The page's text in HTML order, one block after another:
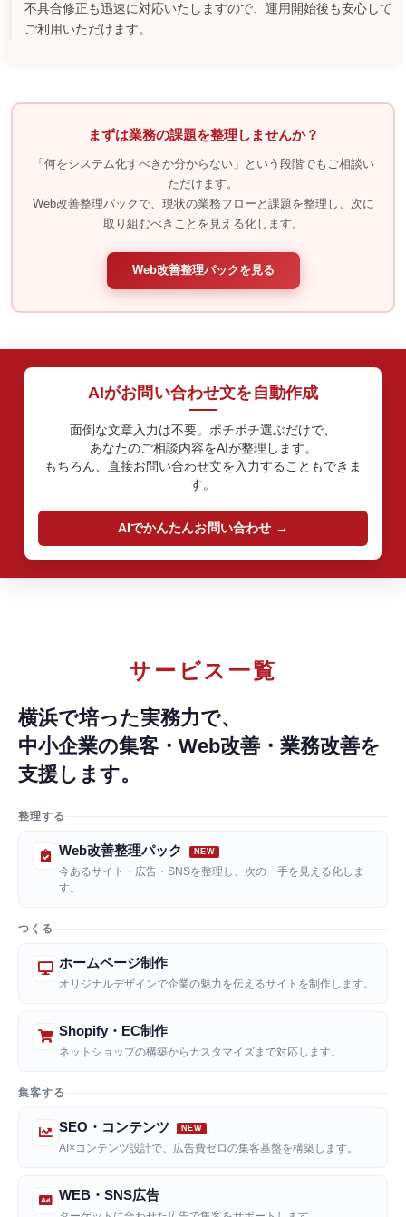
不具合修正も迅速に対応いたしますので、運用開始後も安心して
ご利用いただけます。
まずは業務の課題を整理しませんか？
「何をシステム化すべきか分からない」という段階でもご相談い
ただけます。
Web改善整理パックで、現状の業務フローと課題を整理し、次に
取り組むべきことを見える化します。
Web改善整理パックを見る
AIがお問い合わせ文を自動作成
面倒な文章入力は不要。ポチポチ選ぶだけで、
あなたのご相談内容をAIが整理します。
もちろん、直接お問い合わせ文を入力することもできま
す。
AIでかんたんお問い合わせ
サービス一覧
横浜で培った実務力で、
中小企業の集客・Web改善・業務改善を
支援します。
整理する
Web改善整理パック
今あるサイト・広告・SNSを整理し、次の一手を見える化しま
す。
つくる
ホームページ制作
オリジナルデザインで企業の魅力を伝えるサイトを制作します。
Shopify・EC制作
ネットショップの構築からカスタマイズまで対応します。
集客する
SEO・コンテンツ
AI×コンテンツ設計で、広告費ゼロの集客基盤を構築します。
WEB・SNS広告